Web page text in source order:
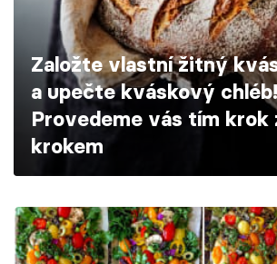
Škola vaření
Recepty z TV
Speciál: Cuketa
Těhotnej kuchař
Přihlášení
Založte vlastní žitný
a upečte kváskový chléb!
Provedeme vás tím krok
krokem